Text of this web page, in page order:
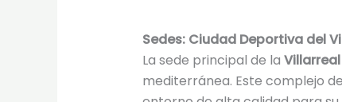
Sedes: Ciudad Deportiva del
La sede principal de la
mediterránea. Este complejo